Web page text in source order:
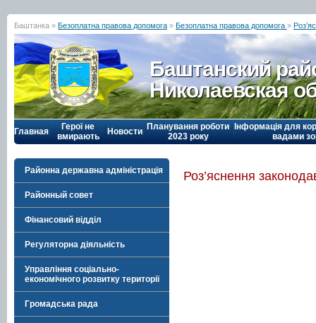
Баштанка » Безоплатна правова допомога » Безоплатна правова допомога »
Баштанский
Николаевская
Главная
Герої не
вмирають
Новости Планування роботи
2023 року
Інформація для
вадами
Районна державна адміністрація
Районный совет
Фінансовий відділ
Регуляторна діяльність
Управління соціально-
економічного розвитку території
Громадська рада
Роз’яснення